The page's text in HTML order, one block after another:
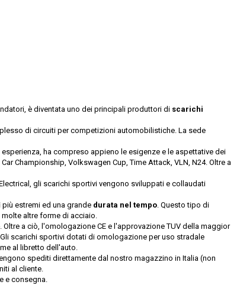
è diventata uno dei principali produttori di scarichi
di circuiti per competizioni automobilistiche. La sede
ha compreso appieno le esigenze e le aspettative dei
Championship, Volkswagen Cup, Time Attack, VLN, N24. Oltre a
gli scarichi sportivi vengono sviluppati e collaudati
estremi ed una grande durata nel tempo. Questo tipo di
altre forme di acciaio.
a ciò, l'omologazione CE e l'approvazione TUV della maggior
scarichi sportivi dotati di omologazione per uso stradale
al libretto dell'auto.
spediti direttamente dal nostro magazzino in Italia (non
al cliente.
e consegna.